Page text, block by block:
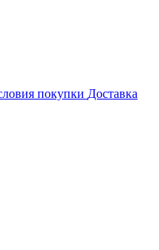
покупки Доставка